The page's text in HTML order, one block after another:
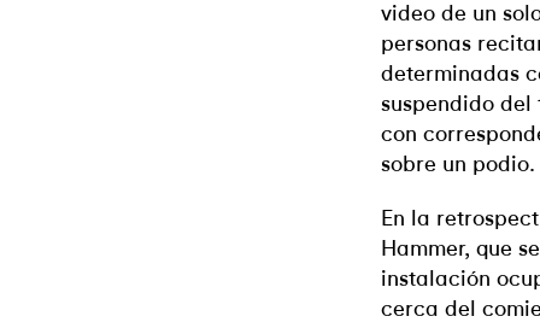
video de un
personas
determinadas
suspendido
con
sobre un podio.
En la
Hammer, que
instalación
cerca del